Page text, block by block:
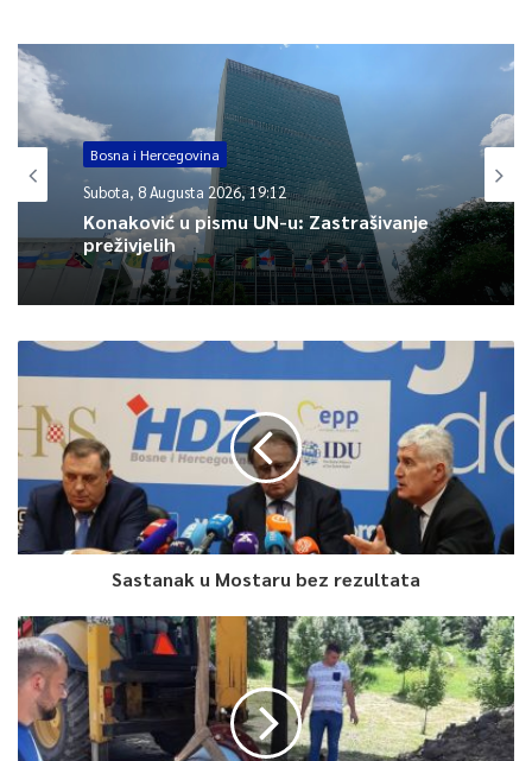
Bosna i Hercegovina
Subota, 8 Augusta 2026, 19:12
Konaković u pismu UN-u: Zastrašivanje
preživjelih
Sastanak u Mostaru bez rezultata